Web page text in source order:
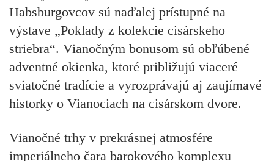
Habsburgovcov sú naďalej prístupné na
výstave „Poklady z kolekcie cisárskeho
striebra“. Vianočným bonusom sú obľúbené
adventné okienka, ktoré približujú viaceré
sviatočné tradície a vyrozprávajú aj zaujímavé
historky o Vianociach na cisárskom dvore.
Vianočné trhy v prekrásnej atmosfére
imperiálneho čara barokového komplexu